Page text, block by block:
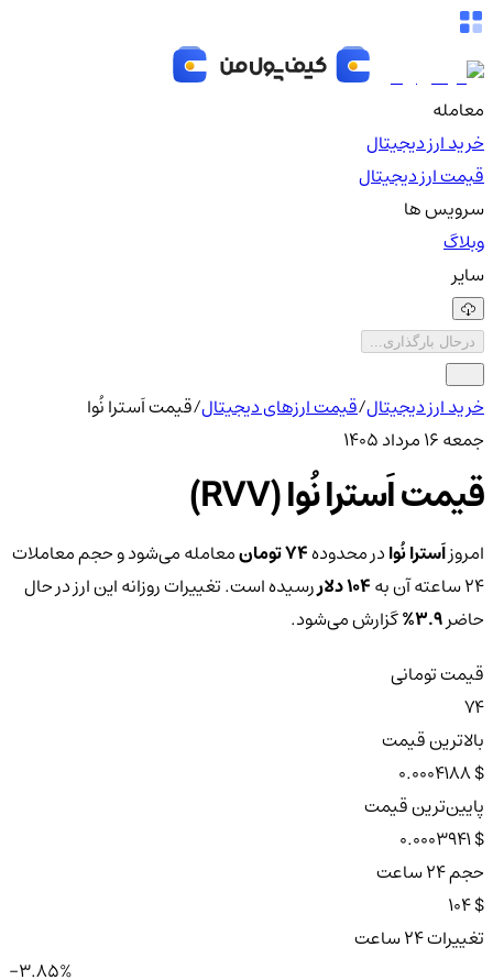
معامله
خرید ارز دیجیتال
قیمت ارز دیجیتال
سرویس ها
وبلاگ
سایر
درحال بارگذاری...
خرید ارز دیجیتال/قیمت ارزهای دیجیتال/قیمت اَسترا نُوا
جمعه ۱۶ مرداد ۱۴۰۵
قیمت اَسترا نُوا (RVV)
امروزاَسترا نُوادر محدوده74 تومان
معامله می‌شود و حجم معاملات
۲۴ ساعته آن به
104 دلار
رسیده است. تغییرات روزانه این ارز در حال
حاضر3.9% گزارش می‌شود.
قیمت تومانی
74
بالاترین قیمت
$ 0.0004188
پایین‌ترین قیمت
$ 0.0003941
حجم ۲۴ ساعت
$ 104
تغییرات ۲۴ ساعت
-3.85%